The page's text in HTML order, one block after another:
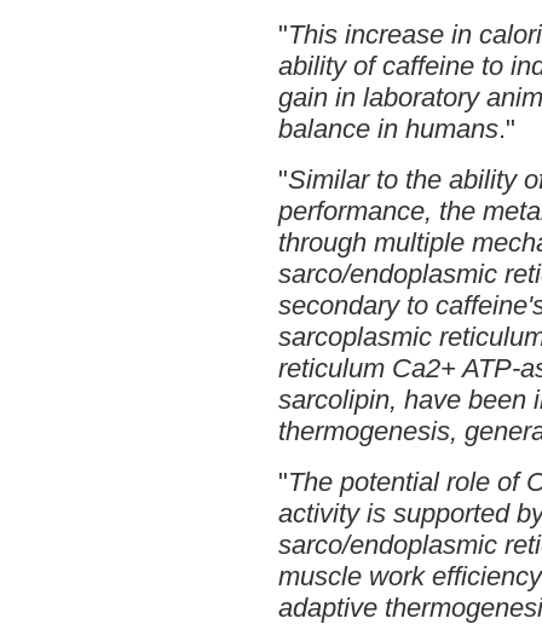
"This increase in
ability of caffeine to
gain in laboratory
balance in humans."
"Similar to the ability
performance, the
through multiple
sarco/endoplasmic
secondary to
sarcoplasmic
reticulum Ca2+ ATP-
sarcolipin, have been
thermogenesis,
"The potential role of
activity is supported
sarco/endoplasmic
muscle work
adaptive